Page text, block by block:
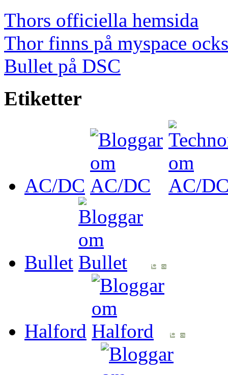
Thors officiella hemsida
Thor finns på myspace
Bullet på DSC
Etiketter
AC/DC
Bullet
Halford